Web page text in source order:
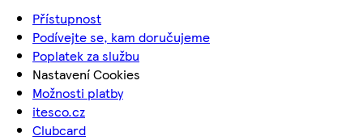
Přístupnost
Podívejte se, kam doručujeme
Poplatek za službu
Nastavení Cookies
Možnosti platby
itesco.cz
Clubcard